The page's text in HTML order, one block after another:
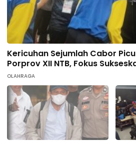
Kericuhan Sejumlah Cabor
Porprov XII NTB, Fokus
OLAHRAGA